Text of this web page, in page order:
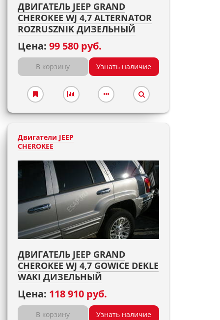
ДВИГАТЕЛЬ JEEP GRAND
CHEROKEE WJ 4,7 ALTERNATOR
ROZRUSZNIK ДИЗЕЛЬНЫЙ
Цена: 99 580 руб.
В корзину Узнать наличие
Двигатели JEEP
CHEROKEE
ДВИГАТЕЛЬ JEEP GRAND
CHEROKEE WJ 4,7 GOWICE DEKLE
WAKI ДИЗЕЛЬНЫЙ
Цена: 118 910 руб.
В корзину Узнать наличие